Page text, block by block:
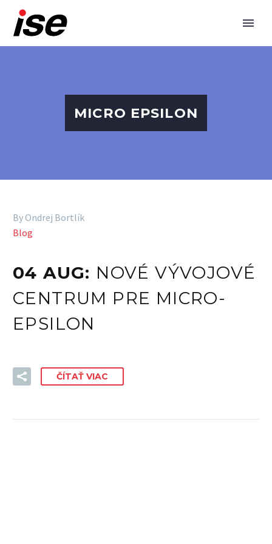
MICRO EPSILON
By Ondrej Bortlík
Blog
04 AUG: NOVÉ VÝVOJOVÉ
CENTRUM PRE MICRO-
EPSILON
ČÍTAŤ VIAC